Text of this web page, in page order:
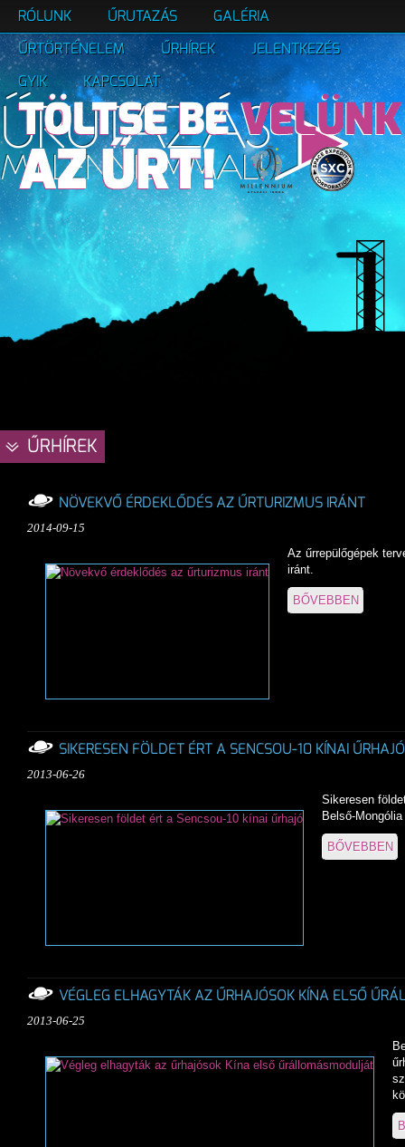
RÓLUNK ŰRUTAZÁS
GALÉRIA
ŰRTÖRTÉNELEM
ŰRHÍREK
JELENTKEZÉS
GYIK
KAPCSOLAT
ŰRHÍREK
NÖVEKVŐ ÉRDEKLŐDÉS AZ ŰRTURIZMUS IRÁNT
2014-09-15
Az űrrepülőgépek
iránt.
BŐVEBBEN
SIKERESEN FÖLDET ÉRT A SENCSOU-10 KÍNAI ŰRHAJÓ
2013-06-26
Sikeresen
Belső-
BŐVEBBEN
VÉGLEG ELHAGYTÁK AZ ŰRHAJÓSOK KÍNA ELSŐ
2013-06-25